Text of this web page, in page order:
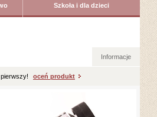
Szkoła i dla dzieci
Informacje
oceń produkt